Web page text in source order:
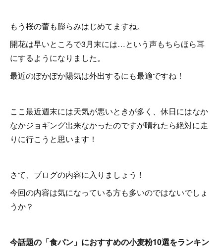
もう桜の蕾も膨らみはじめてますね。
開花は早いところで3月末には…という声もちらほら耳
にするようになりました。
最近のぽかぽか陽気は外出するにも最適ですね！
ここ最近週末には天気が悪いときが多く、休日にはなか
なかジョギング出来なかったのですが晴れたら絶対に走
りに行こうと思います！
さて、ブログの内容に入りましょう！
今回の内容は気になっている方も多いのではないでしょ
うか？
今話題の「食パン」におすすめの小麦粉10選をランキン